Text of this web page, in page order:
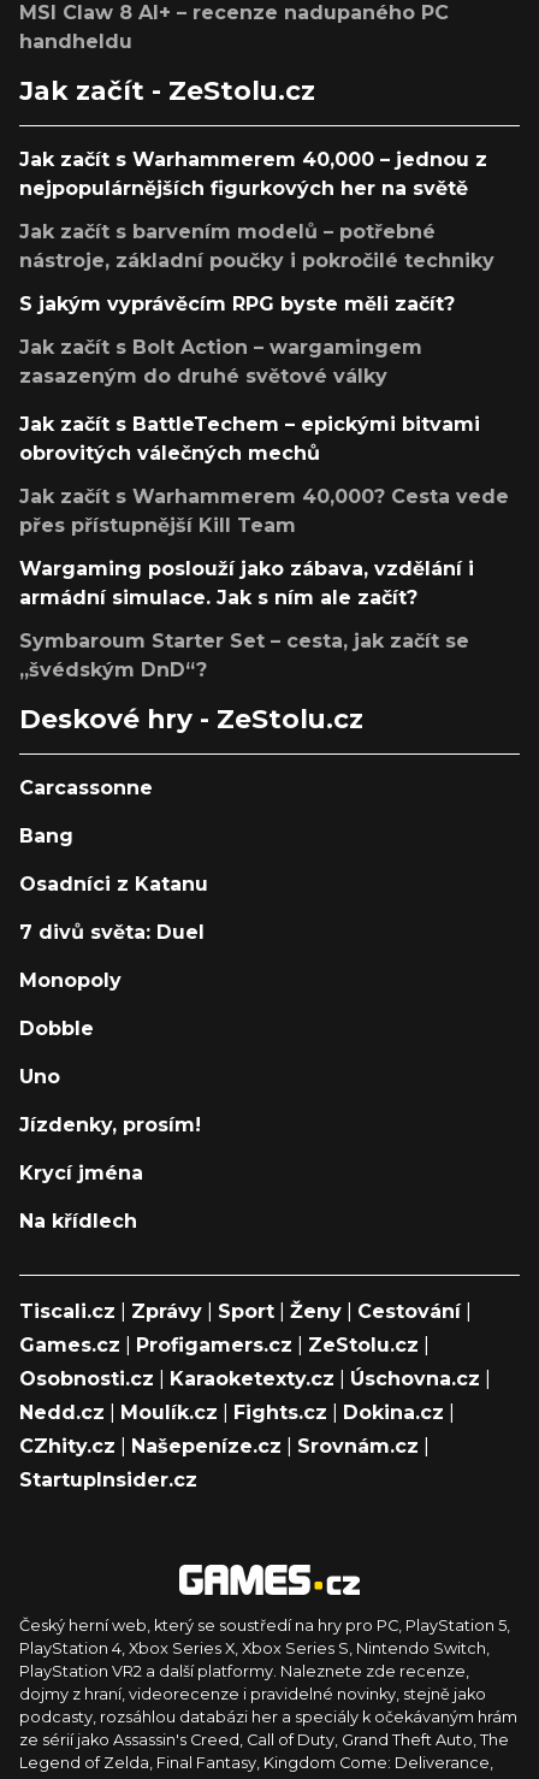
MSI Claw 8 AI+ – recenze nadupaného PC
handheldu
Jak začít - ZeStolu.cz
Jak začít s Warhammerem 40,000 – jednou z
nejpopulárnějších figurkových her na světě
Jak začít s barvením modelů – potřebné
nástroje, základní poučky i pokročilé techniky
S jakým vyprávěcím RPG byste měli začít?
Jak začít s Bolt Action – wargamingem
zasazeným do druhé světové války
Jak začít s BattleTechem – epickými bitvami
obrovitých válečných mechů
Jak začít s Warhammerem 40,000? Cesta vede
přes přístupnější Kill Team
Wargaming poslouží jako zábava, vzdělání i
armádní simulace. Jak s ním ale začít?
Symbaroum Starter Set – cesta, jak začít se
„švédským DnD“?
Deskové hry - ZeStolu.cz
Carcassonne
Bang
Osadníci z Katanu
7 divů světa: Duel
Monopoly
Dobble
Uno
Jízdenky, prosím!
Krycí jména
Na křídlech
Tiscali.cz Zprávy Sport Ženy Cestování|
Games.cz
Profigamers.cz ZeStolu.cz
Osobnosti.cz
Karaoketexty.cz Úschovna.cz
Nedd.cz
Moulík.cz Fights.cz Dokina.cz
CZhity.cz
Našepeníze.cz Srovnám.cz
StartupInsider.cz
Český herní web, který se soustředí na hry pro PC, PlayStation 5,
PlayStation 4, Xbox Series X, Xbox Series S, Nintendo Switch,
PlayStation VR2 a další platformy. Naleznete zde recenze,
dojmy z hraní, videorecenze i pravidelné novinky, stejně jako
podcasty, rozsáhlou databázi her a speciály k očekávaným hrám
ze sérií jako Assassin's Creed, Call of Duty, Grand Theft Auto, The
Legend of Zelda, Final Fantasy, Kingdom Come: Deliverance,